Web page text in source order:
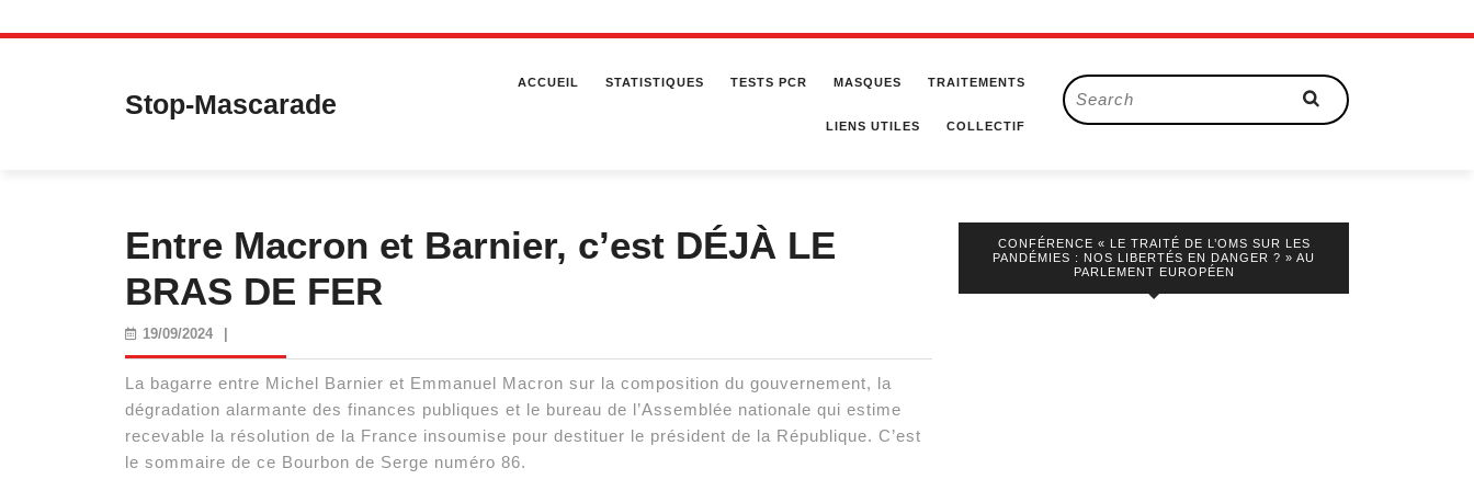
Skip
Stop-Mascarade
ACCUEIL STATISTIQUES TESTS PCR MASQUES TRAITEMENTS
LIENS UTILES COLLECTIF
Search
for:
Entre Macron et Barnier, c’est DÉJÀ LE
BRAS DE FER
19/09/202419/09/2024
La bagarre entre Michel Barnier et Emmanuel Macron sur la composition du gouvernement, la
dégradation alarmante des finances publiques et le bureau de l’Assemblée nationale qui estime
recevable la résolution de la France insoumise pour destituer le président de la République. C’est
le sommaire de ce Bourbon de Serge numéro 86.
CONFÉRENCE « LE TRAITÉ DE L’OMS SUR LES
PANDÉMIES : NOS LIBERTÉS EN DANGER ? » AU
PARLEMENT EUROPÉEN